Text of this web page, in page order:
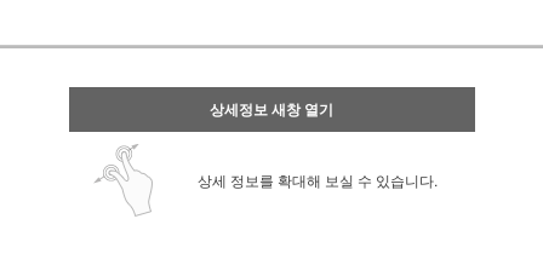
상세정보 새창 열기
상세 정보를 확대해 보실 수 있습니다.